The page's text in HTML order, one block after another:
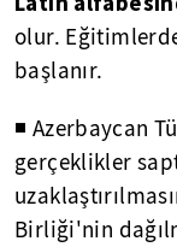
olur.
başlanır.
◾ Azerbaycan
gerçeklikler
Birliği'nin